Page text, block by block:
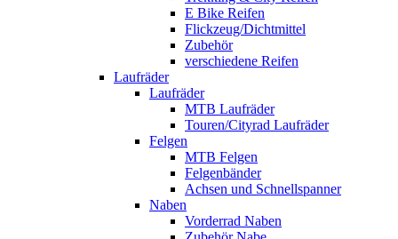
E Bike Reifen
Flickzeug/Dichtmittel
Zubehör
verschiedene Reifen
Laufräder
Laufräder
MTB Laufräder
Touren/Cityrad Laufräder
Felgen
MTB Felgen
Felgenbänder
Achsen und Schnellspanner
Naben
Vorderrad Naben